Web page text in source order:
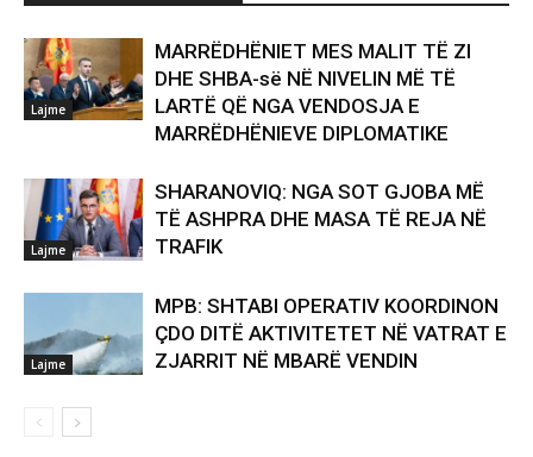
Lajme
MARRËDHËNIET MES MALIT TË ZI
DHE SHBA-së NË NIVELIN MË TË
LARTË QË NGA VENDOSJA E
MARRËDHËNIEVE DIPLOMATIKE
Lajme
SHARANOVIQ: NGA SOT GJOBA MË
TË ASHPRA DHE MASA TË REJA NË
TRAFIK
Lajme
MPB: SHTABI OPERATIV KOORDINON
ÇDO DITË AKTIVITETET NË VATRAT E
ZJARRIT NË MBARË VENDIN